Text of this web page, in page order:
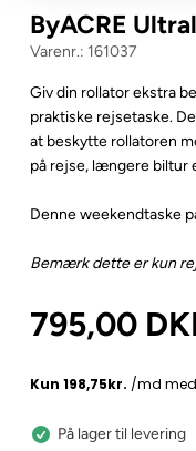
ByACRE
161037
Giv din rollator ekstra
praktiske rejsetaske.
at beskytte rollatoren
på rejse, længere biltur
Denne weekendtaske
Bemærk dette er kun
795,00
På lager til levering